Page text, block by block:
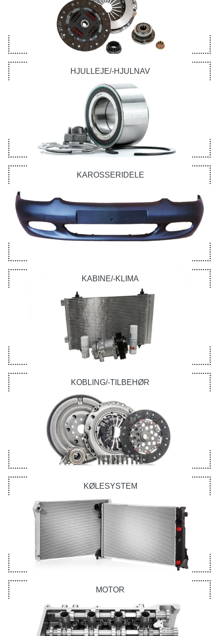
HJULLEJE/-HJULNAV
KAROSSERIDELE
KABINE/-KLIMA
KOBLING/-TILBEHØR
KØLESYSTEM
MOTOR